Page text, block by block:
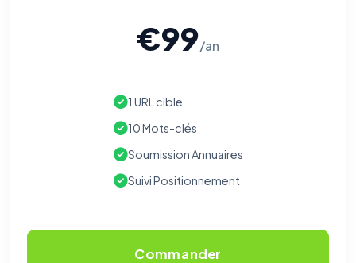
€99/an
1 URL cible
10 Mots-clés
Soumission Annuaires
Suivi Positionnement
Commander